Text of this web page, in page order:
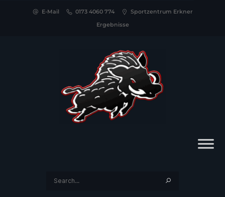
E-Mail 0173 4060 774
Sportzentrum Erkner
Ergebnisse